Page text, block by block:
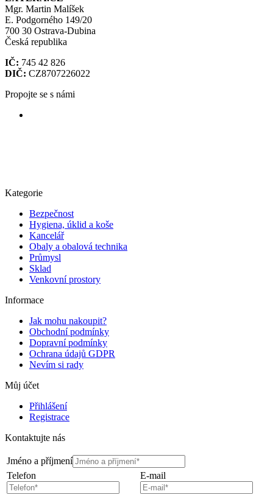
Mgr. Martin Malíšek
E. Podgorného 149/20
700 30 Ostrava-Dubina
Česká republika
IČ: 745 42 826
DIČ: CZ8707226022
Propojte se s námi
Kategorie
Bezpečnost
Hygiena, úklid a koše
Kancelář
Obaly a obalová technika
Průmysl
Sklad
Venkovní prostory
Informace
Jak mohu nakoupit?
Obchodní podmínky
Dopravní podmínky
Ochrana údajů GDPR
Nevím si rady
Můj účet
Přihlášení
Registrace
Kontaktujte nás
Jméno a příjmení
Telefon
E-mail